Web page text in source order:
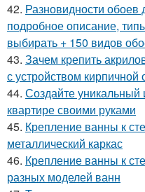
42. Разновидности
подробное описание,
выбирать + 150 видов
43. Зачем крепить
с устройством кирпичной
44. Создайте уникальный
квартире своими руками
45. Крепление ванны к
металлический каркас
46. Крепление ванны к
разных моделей ванн